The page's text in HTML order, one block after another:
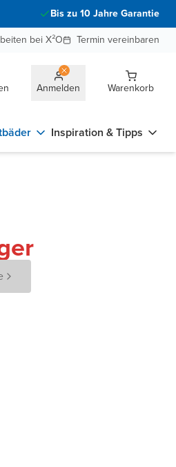
Bis zu 10 Jahre Garantie
bei X²O Termin vereinbaren
Anmelden Warenkorb
Inspiration & Tipps